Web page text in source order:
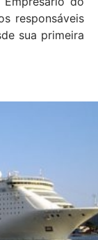
responsáveis
sua primeira